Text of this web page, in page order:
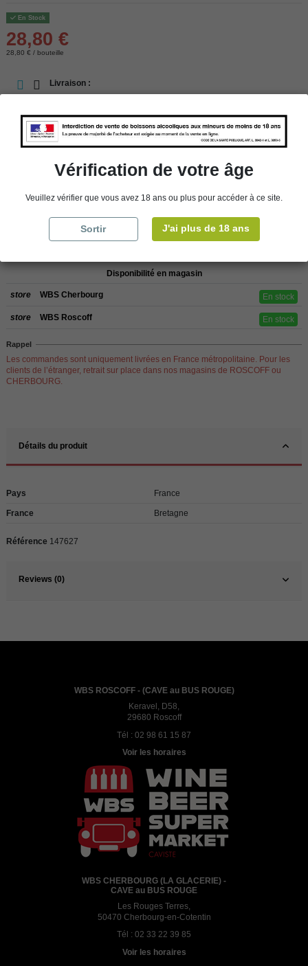
En Stock
28,80 €
28,80 € / bouteille
Livraison :
store Retrait en magasin
store Choisir un magasin
Ajouter au panier
Disponibilité en magasin
store WBS Cherbourg En stock
store WBS Roscoff En stock
Rappel
Les commandes sont uniquement livrées en France métropolitaine. Pour les
clients de l’étranger, retrait sur place dans nos magasins de ROSCOFF ou
CHERBOURG.
Détails du produit
Pays France
France Bretagne
Référence 147627
Reviews (0)
WBS ROSCOFF - (CAVE au BUS ROUGE)
Keravel, D58,
29680 Roscoff
Tél : 02 98 61 15 87
Voir les horaires
WBS CHERBOURG (LA GLACERIE) -
CAVE au BUS ROUGE
Les Rouges Terres,
50470 Cherbourg-en-Cotentin
Tél : 02 33 22 39 85
Voir les horaires
Vérification de votre âge
Veuillez vérifier que vous avez 18 ans ou plus pour accéder à ce site.
Sortir J'ai plus de 18 ans